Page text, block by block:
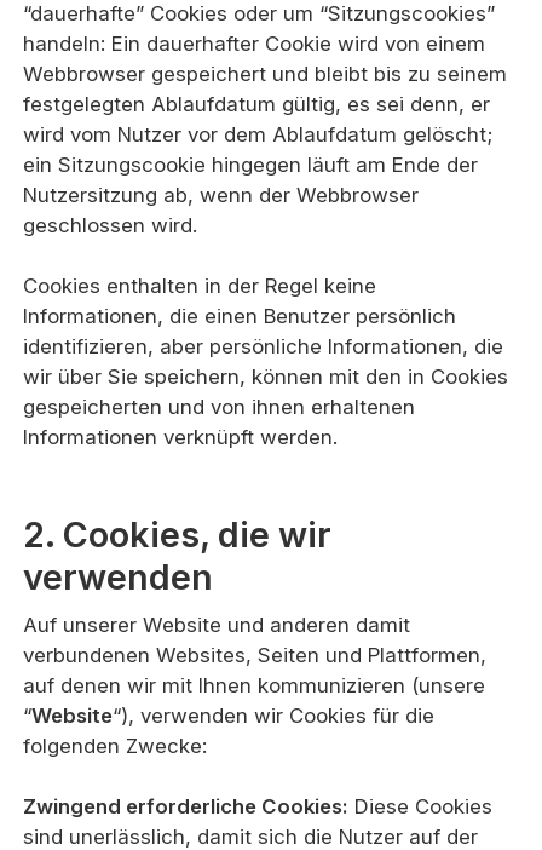
“dauerhafte” Cookies oder um “Sitzungscookies”
handeln: Ein dauerhafter Cookie wird von einem
Webbrowser gespeichert und bleibt bis zu seinem
festgelegten Ablaufdatum gültig, es sei denn, er
wird vom Nutzer vor dem Ablaufdatum gelöscht;
ein Sitzungscookie hingegen läuft am Ende der
Nutzersitzung ab, wenn der Webbrowser
geschlossen wird.
Cookies enthalten in der Regel keine
Informationen, die einen Benutzer persönlich
identifizieren, aber persönliche Informationen, die
wir über Sie speichern, können mit den in Cookies
gespeicherten und von ihnen erhaltenen
Informationen verknüpft werden.
2. Cookies, die wir
verwenden
Auf unserer Website und anderen damit
verbundenen Websites, Seiten und Plattformen,
auf denen wir mit Ihnen kommunizieren (unsere
“Website“), verwenden wir Cookies für die
folgenden Zwecke:
Zwingend erforderliche Cookies: Diese Cookies
sind unerlässlich, damit sich die Nutzer auf der